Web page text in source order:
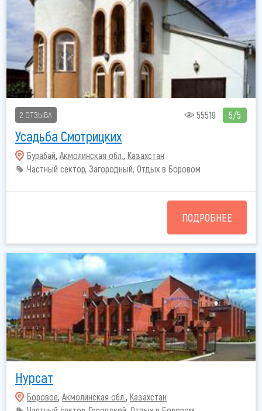
2 ОТЗЫВА 55519 5/5
Усадьба Смотрицких
Бурабай, Акмолинская обл. , Казахстан
Частный сектор, Загородный, Отдых в Боровом
ПОДРОБНЕЕ
Нурсат
Боровое, Акмолинская обл. , Казахстан